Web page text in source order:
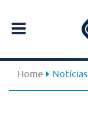
Home Notícias